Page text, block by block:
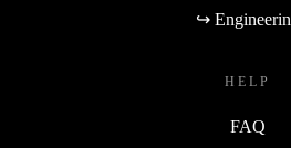
↪
HELP
FAQ